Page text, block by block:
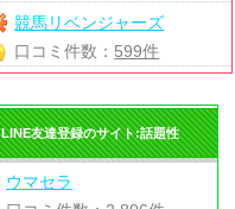
競馬リベンジャーズ
口コミ件数： 599件
LINE友達登録のサイト:話題性
ウマセラ